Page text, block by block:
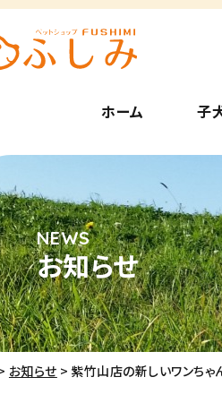
ホーム 子
お知らせ
お知らせ 紫竹山店の新しいワンちゃ